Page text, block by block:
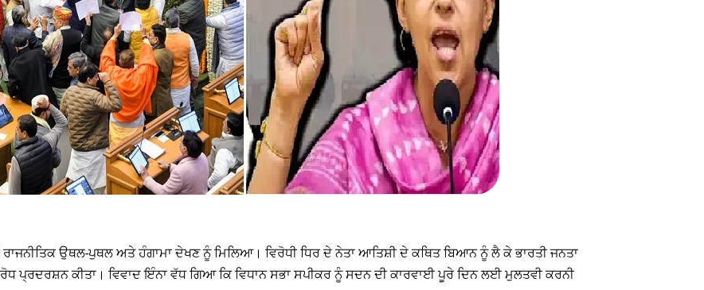
ਰਾਜਨੀਤਿਕ ਉਥਲ-ਪੁਥਲ ਅਤੇ ਹੰਗਾਮਾ ਦੇਖਣ ਨੂੰ ਮਿਲਿਆ। ਵਿਰੋਧੀ ਧਿਰ ਦੇ ਨੇਤਾ ਆਤਿਸ਼ੀ ਦੇ ਕਥਿਤ ਬਿਆਨ ਨੂੰ ਲੈ ਕੇ ਭਾਰਤੀ ਜਨਤਾ
ਪ੍ਰਦਰਸ਼ਨ ਕੀਤਾ। ਵਿਵਾਦ ਇੰਨਾ ਵੱਧ ਗਿਆ ਕਿ ਵਿਧਾਨ ਸਭਾ ਸਪੀਕਰ ਨੂੰ ਸਦਨ ਦੀ ਕਾਰਵਾਈ ਪੂਰੇ ਦਿਨ ਲਈ ਮੁਲਤਵੀ ਕਰਨੀ